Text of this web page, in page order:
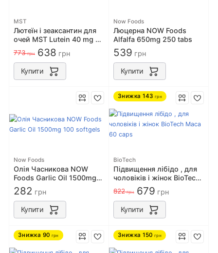
MST
Лютеїн і зеаксантин для
очей MST Lutein 40 mg +
zeaxanthin 2 mg 60 caps
773грн 638 грн
Купити
Now Foods
Люцерна NOW Foods
Alfalfa 650mg 250 tabs
539 грн
Купити
Now Foods
Олія Часникова NOW
Foods Garlic Oil 1500mg
100 softgels
282 грн
Купити
Знижка 143 грн
BioTech
Підвищення лібідо , для
чоловіків і жінок BioTech
Maca 60 caps
822грн 679 грн
Купити
Знижка 90 грн Знижка 150 грн